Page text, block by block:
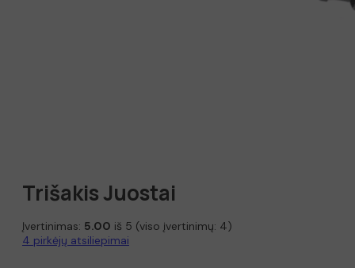
Trišakis Juostai
Įvertinimas: 5.00 iš 5 (viso įvertinimų: 4)
4 pirkėjų atsiliepimai